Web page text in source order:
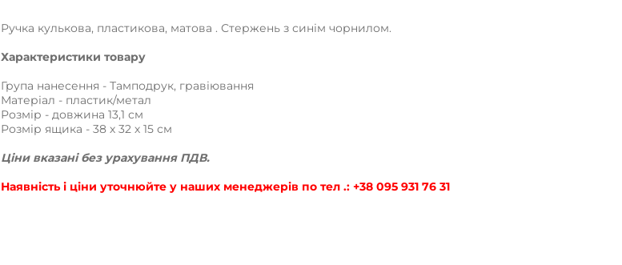
Ручка кулькова, пластикова, матова . Стержень з синім чорнилом.
Характеристики товару
Група нанесення - Тамподрук, гравіювання
Матеріал - пластик/метал
Розмір - довжина 13,1 см
Розмір ящика - 38 х 32 х 15 см
Ціни вказані без урахування ПДВ.
Наявність і ціни уточнюйте у наших менеджерів по тел .: +38 095 931 76 31